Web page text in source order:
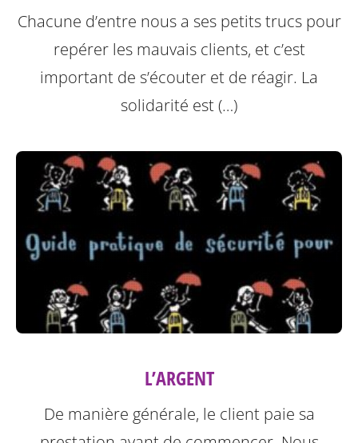
Chacune d’entre nous a ses petits trucs pour
repérer les mauvais clients, et c’est
important de s’écouter et de réagir. La
solidarité est (…)
L’ARGENT
De manière générale, le client paie sa